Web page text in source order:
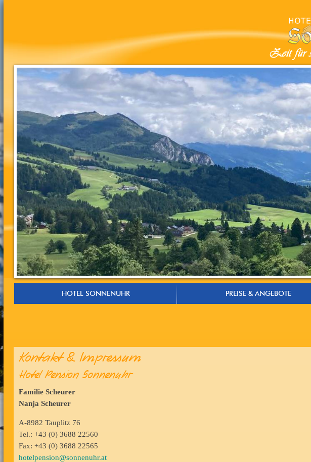
HOTEL SONNENUHR PREISE & ANGEBOTE
Kontakt & Impressum
Hotel Pension Sonnenuhr
Familie Scheurer
Nanja Scheurer
A-8982 Tauplitz 76
Tel.: +43 (0) 3688 22560
Fax: +43 (0) 3688 22565
hotelpension@sonnenuhr.at